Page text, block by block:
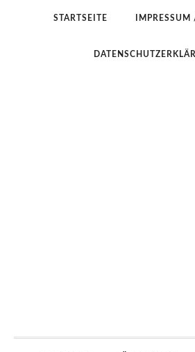
STARTSEITE